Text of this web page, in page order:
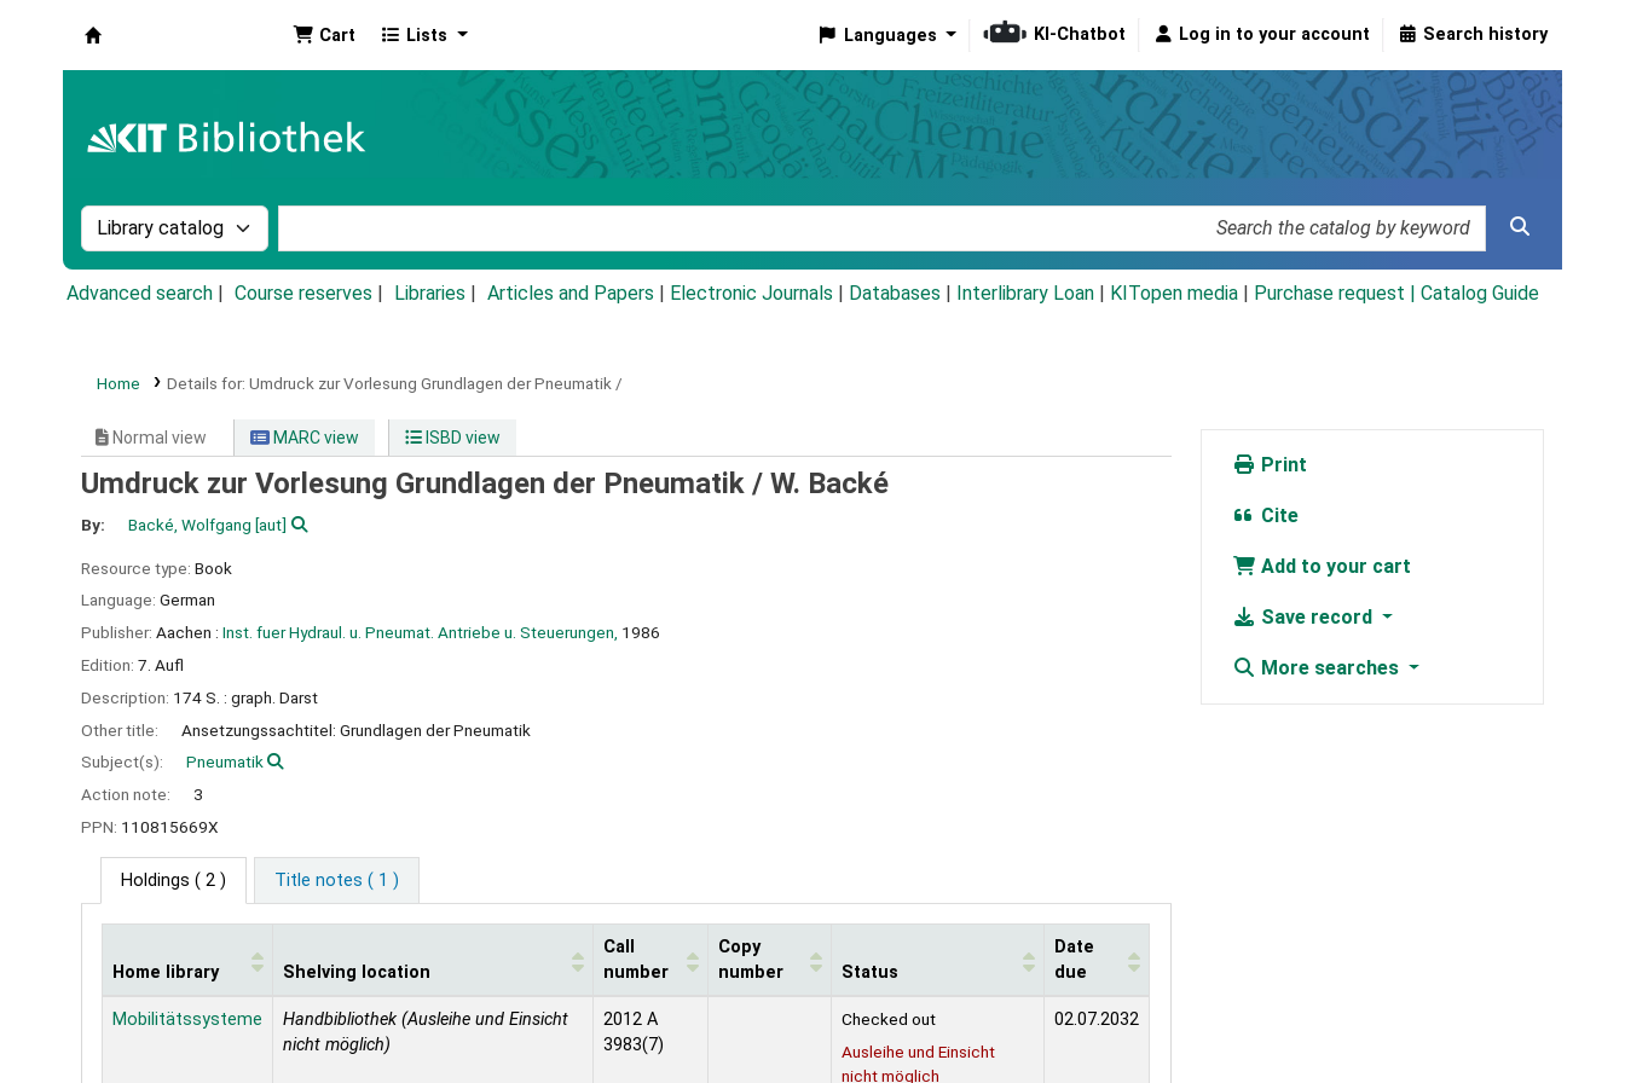
Cart Lists Languages KI-Chatbot Log in to your account Search history
Search the catalog by:
Advanced search Course reserves Libraries Articles and Papers Electronic Journals Databases Interlibrary Loan KITopen media Purchase request | Catalog Guide
Home Details for: Umdruck zur Vorlesung Grundlagen der Pneumatik /
Normal view MARC view ISBD view
Umdruck zur Vorlesung Grundlagen der Pneumatik / W. Backé
By: Backé, Wolfgang [aut]
Resource type: Book
Language: German
Publisher: Aachen : Inst. fuer Hydraul. u. Pneumat. Antriebe u. Steuerungen, 1986
Edition: 7. Aufl
Description: 174 S. : graph. Darst
Other title:
Ansetzungssachtitel: Grundlagen der Pneumatik
Subject(s):
Pneumatik
Action note:
3
PPN: 110815669X
Holdings ( 2 ) Title notes ( 1 )
Holdings
Home library Shelving location
Call
number
Copy
number
Status
Date
due
Mobilitätssysteme
Handbibliothek (Ausleihe und Einsicht
nicht möglich)
2012 A
3983(7)
Checked out
Ausleihe und Einsicht
nicht möglich
02.07.2032
Print
Cite
Add to your cart
Save record
More searches